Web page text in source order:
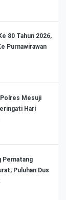
80 Tahun 2026,
Purnawirawan
Polres Mesuji
Hari
Pematang
Puluhan Dus